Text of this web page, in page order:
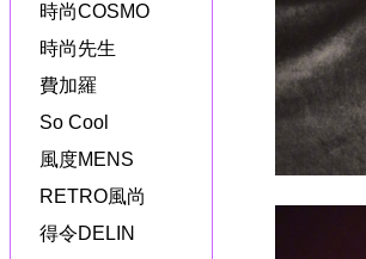
時尚COSMO
時尚先生
費加羅
So Cool
風度MENS
RETRO風尚
得令DELIN